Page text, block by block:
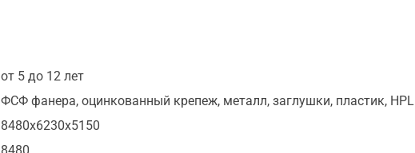
от 5 до 12 лет
ФСФ фанера, оцинкованный крепеж, металл, заглушки, пластик, HPL
8480x6230x5150